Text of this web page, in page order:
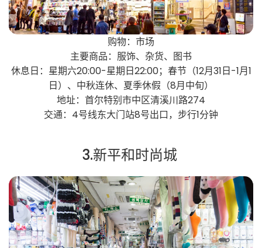
购物：市场
主要商品：服饰、杂货、图书
休息日：星期六20:00-星期日22:00；春节（12月31日-1月1
日）、中秋连休、夏季休假（8月中旬）
地址：首尔特别市中区清溪川路274
交通：4号线东大门站8号出口，步行1分钟
3.新平和时尚城